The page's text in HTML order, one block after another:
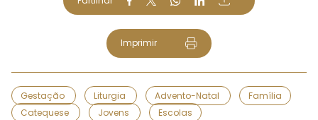
Imprimir
Gestação Liturgia Advento-Natal
Família
Catequese
Jovens Escolas